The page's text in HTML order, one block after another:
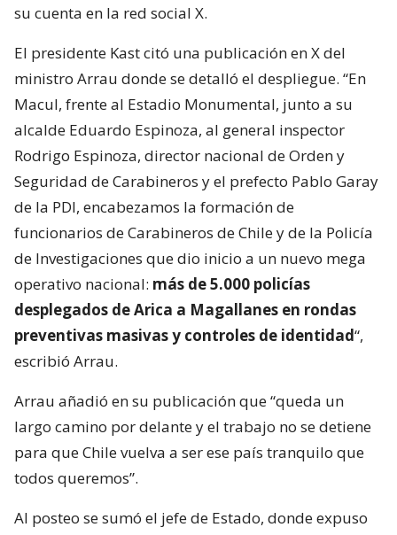
su cuenta en la red social X.
El presidente Kast citó una publicación en X del
ministro Arrau donde se detalló el despliegue. “En
Macul, frente al Estadio Monumental, junto a su
alcalde Eduardo Espinoza, al general inspector
Rodrigo Espinoza, director nacional de Orden y
Seguridad de Carabineros y el prefecto Pablo Garay
de la PDI, encabezamos la formación de
funcionarios de Carabineros de Chile y de la Policía
de Investigaciones que dio inicio a un nuevo mega
operativo nacional: más de 5.000 policías
desplegados de Arica a Magallanes en rondas
preventivas masivas y controles de identidad“,
escribió Arrau.
Arrau añadió en su publicación que “queda un
largo camino por delante y el trabajo no se detiene
para que Chile vuelva a ser ese país tranquilo que
todos queremos”.
Al posteo se sumó el jefe de Estado, donde expuso